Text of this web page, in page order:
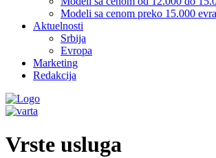
Modeli sa cenom preko 15.000 evra
Aktuelnosti
Srbija
Evropa
Marketing
Redakcija
Vrste usluga